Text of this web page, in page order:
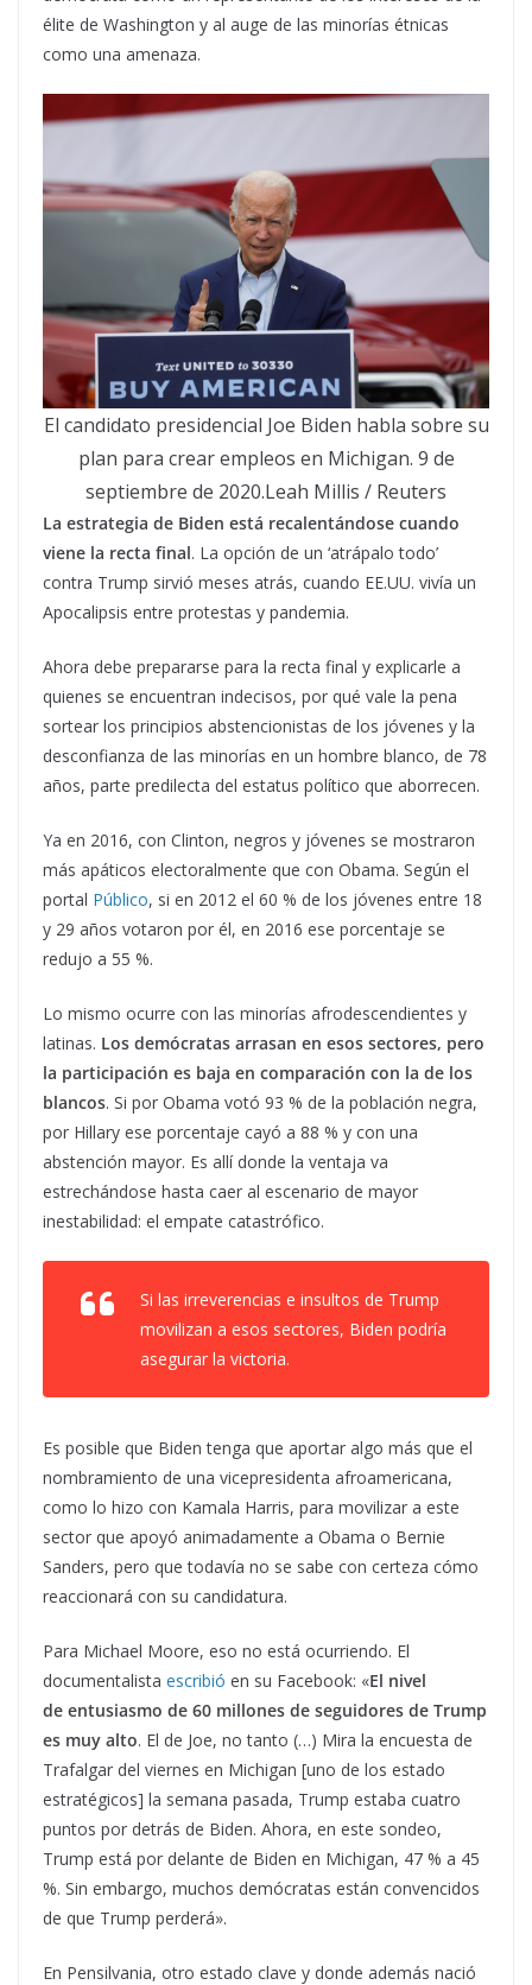
élite de Washington y al auge de las minorías étnicas
como una amenaza.
El candidato presidencial Joe Biden habla sobre su
plan para crear empleos en Michigan. 9 de
septiembre de 2020.Leah Millis / Reuters
La estrategia de Biden está recalentándose cuando
viene la recta final. La opción de un ‘atrápalo todo’
contra Trump sirvió meses atrás, cuando EE.UU. vivía un
Apocalipsis entre protestas y pandemia.
Ahora debe prepararse para la recta final y explicarle a
quienes se encuentran indecisos, por qué vale la pena
sortear los principios abstencionistas de los jóvenes y la
desconfianza de las minorías en un hombre blanco, de 78
años, parte predilecta del estatus político que aborrecen.
Ya en 2016, con Clinton, negros y jóvenes se mostraron
más apáticos electoralmente que con Obama. Según el
portal Público, si en 2012 el 60 % de los jóvenes entre 18
y 29 años votaron por él, en 2016 ese porcentaje se
redujo a 55 %.
Lo mismo ocurre con las minorías afrodescendientes y
latinas. Los demócratas arrasan en esos sectores, pero
la participación es baja en comparación con la de los
blancos. Si por Obama votó 93 % de la población negra,
por Hillary ese porcentaje cayó a 88 % y con una
abstención mayor. Es allí donde la ventaja va
estrechándose hasta caer al escenario de mayor
inestabilidad: el empate catastrófico.
Si las irreverencias e insultos de Trump
movilizan a esos sectores, Biden podría
asegurar la victoria.
Es posible que Biden tenga que aportar algo más que el
nombramiento de una vicepresidenta afroamericana,
como lo hizo con Kamala Harris, para movilizar a este
sector que apoyó animadamente a Obama o Bernie
Sanders, pero que todavía no se sabe con certeza cómo
reaccionará con su candidatura.
Para Michael Moore, eso no está ocurriendo. El
documentalista escribió en su Facebook: «El nivel
de entusiasmo de 60 millones de seguidores de Trump
es muy alto. El de Joe, no tanto (…) Mira la encuesta de
Trafalgar del viernes en Michigan [uno de los estado
estratégicos] la semana pasada, Trump estaba cuatro
puntos por detrás de Biden. Ahora, en este sondeo,
Trump está por delante de Biden en Michigan, 47 % a 45
%. Sin embargo, muchos demócratas están convencidos
de que Trump perderá».
En Pensilvania, otro estado clave y donde además nació